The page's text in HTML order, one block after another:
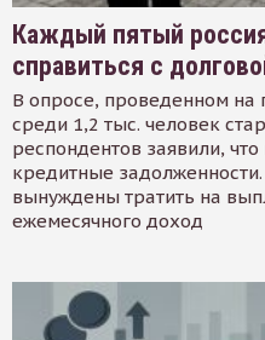
Каждый пятый
справиться с
В опросе, проведенном на
среди 1,2 тыс. человек
респондентов заявили,
кредитные
вынуждены тратить на
ежемесячного доход